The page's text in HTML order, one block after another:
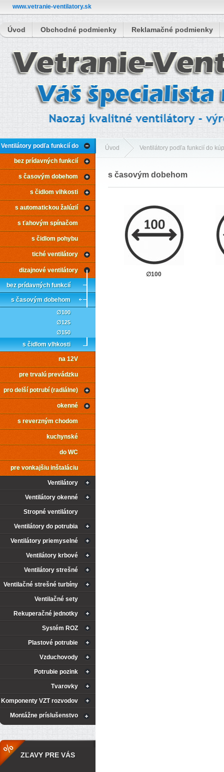
www.vetranie-ventilatory.sk
Úvod Obchodné podmienky Reklamačné podmienky
Úvod Ventilátory podľa funkcií do
Ventilátory podľa funkcií do
kúpeľne
bez prídavných funkcií
s časovým dobehom
s čidlom vlhkosti
s automatickou žalúzií
s ťahovým spínačom
s čidlom pohybu
tiché ventilátory
dizajnové ventilátory
bez prídavných funkcií
s časovým dobehom
∅100
∅125
∅150
s čidlom vlhkosti
na 12V
pre trvalú prevádzku
pro delší potrubí (radiálne)
okenné
s reverzným chodom
kuchynské
do WC
pre vonkajšiu inštaláciu
Ventilátory
Ventilátory okenné
Stropné ventilátory
Ventilátory do potrubia
Ventilátory priemyselné
Ventilátory krbové
Ventilátory strešné
Ventilačné strešné turbíny
Ventilačné sety
Rekuperačné jednotky
Systém ROZ
Plastové potrubie
Vzduchovody
Potrubie pozink
Tvarovky
Komponenty VZT rozvodov
Montážne príslušenstvo
ZĽAVY PRE VÁS
s časovým dobehom
∅100